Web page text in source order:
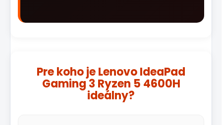
Pre koho je Lenovo IdeaPad
Gaming 3 Ryzen 5 4600H
ideálny?